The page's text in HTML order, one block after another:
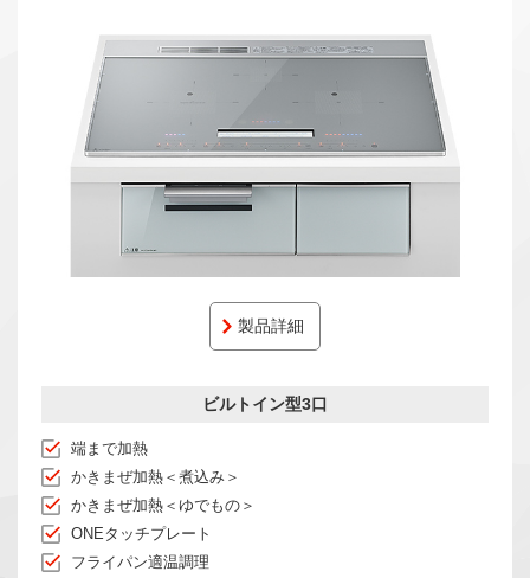
製品詳細
ビルトイン型3口
端まで加熱
かきまぜ加熱＜煮込み＞
かきまぜ加熱＜ゆでもの＞
ONEタッチプレート
フライパン適温調理